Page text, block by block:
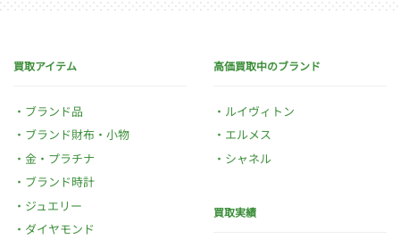
買取アイテム
ブランド品
ブランド財布・小物
金・プラチナ
ブランド時計
ジュエリー
ダイヤモンド
高価買取中のブランド
ルイヴィトン
エルメス
シャネル
買取実績